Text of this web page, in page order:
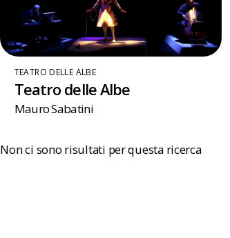
TEATRO DELLE ALBE
Teatro delle Albe
Mauro Sabatini
Non ci sono risultati per questa ricerca